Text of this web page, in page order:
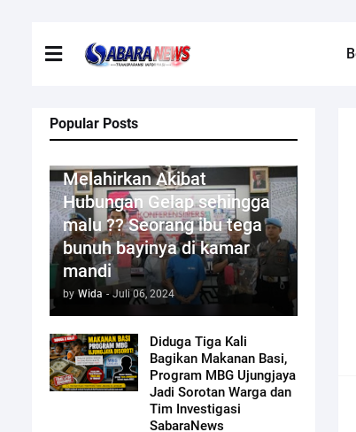
Popular Posts
Melahirkan Akibat
Hubungan Gelap sehingga
malu ?? Seorang ibu tega
bunuh bayinya di kamar
mandi
by Wida - Juli 06, 2024
Diduga Tiga Kali
Bagikan Makanan Basi,
Program MBG Ujungjaya
Jadi Sorotan Warga dan
Tim Investigasi
SabaraNews